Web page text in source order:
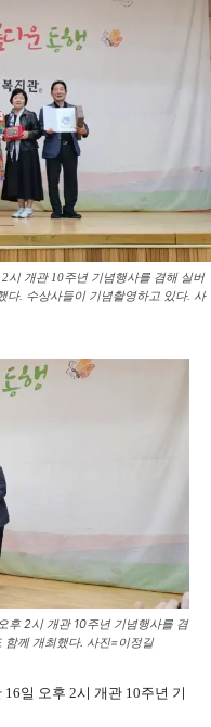
시 개관 10주년 기념행사를 겸해 실버
다. 수상사들이 기념촬영하고 있다. 사
후 2시 개관 10주년 기념행사를 겸
함께 개최했다. 사진=이정길
일 오후 2시 개관 10주년 기